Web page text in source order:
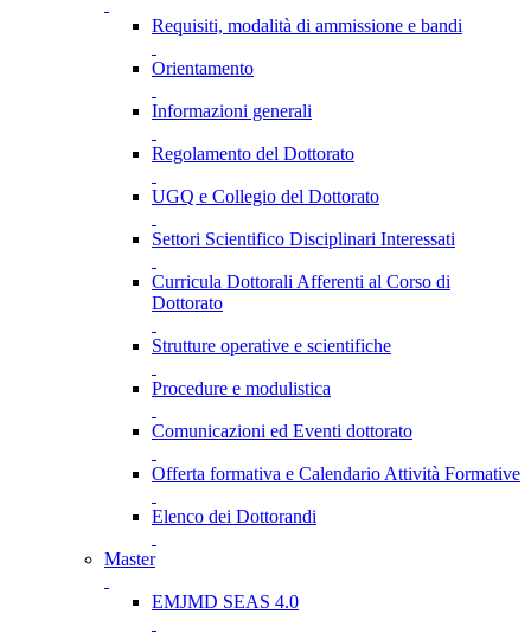
Requisiti, modalità di ammissione e bandi
Orientamento
Informazioni generali
Regolamento del Dottorato
UGQ e Collegio del Dottorato
Settori Scientifico Disciplinari Interessati
Curricula Dottorali Afferenti al Corso di
Dottorato
Strutture operative e scientifiche
Procedure e modulistica
Comunicazioni ed Eventi dottorato
Offerta formativa e Calendario Attività Formative
Elenco dei Dottorandi
Master
EMJMD SEAS 4.0